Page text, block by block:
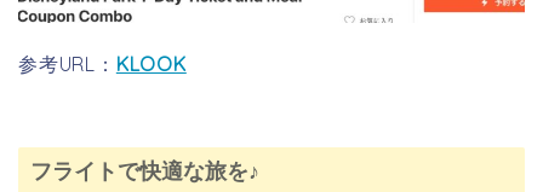
参考URL： KLOOK
フライトで快適な旅を♪